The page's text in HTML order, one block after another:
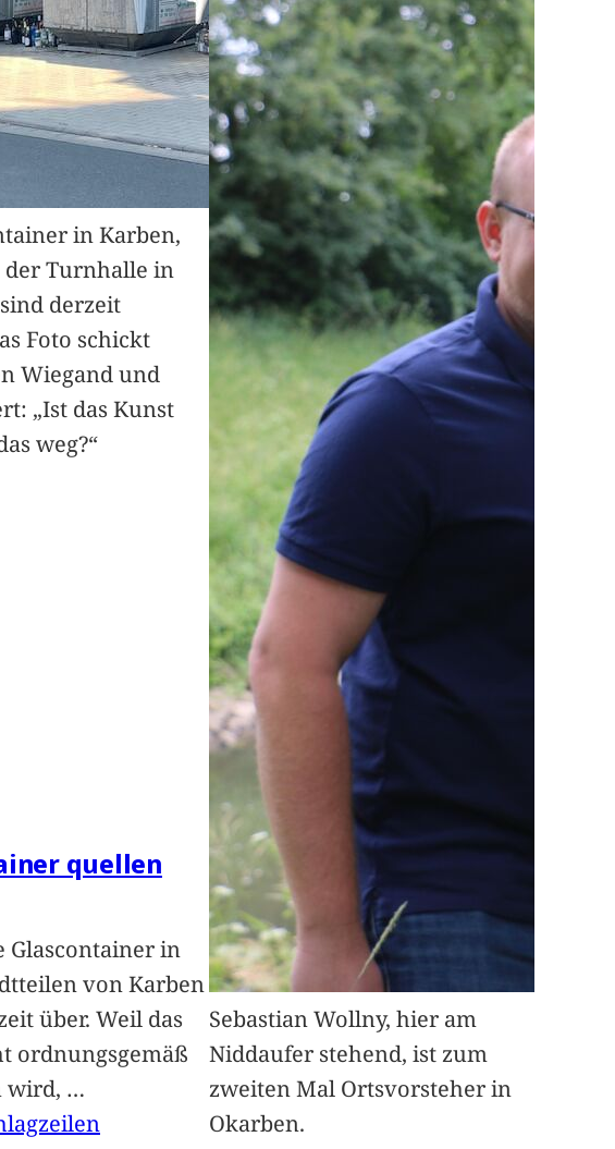
in Karben,
Turnhalle in
derzeit
Foto schickt
Wiegand und
„Ist das Kunst
weg?“
quellen
Glascontainer in
von Karben
über. Weil das
ordnungsgemäß
wird, …
Sebastian Wollny, hier am
Niddaufer stehend, ist zum
zweiten Mal Ortsvorsteher in
Okarben.